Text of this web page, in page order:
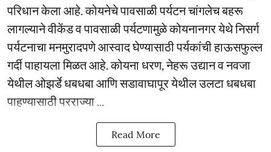
परिधान केला आहे. कोयनेचे पावसाळी पर्यटन चांगलेच बहरू
लागल्याने वीकेंड व पावसाळी पर्यटणामुळे कोयनानगर येथे निसर्ग
पर्यटनाचा मनमुरादपणे आस्वाद घेण्यासाठी पर्यकांची हाऊसफुल्ल
गर्दी पाहायला मिळत आहे. कोयना धरण, नेहरू उद्यान व नवजा
येथील ओझर्डे धबधबा आणि सडावाघापूर येथील उलटा धबधबा
पाहण्यासाठी परराज्या ...
Read More